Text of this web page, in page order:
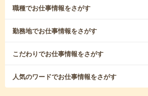
職種でお仕事情報をさがす
勤務地でお仕事情報をさがす
こだわりでお仕事情報をさがす
人気のワードでお仕事情報をさがす